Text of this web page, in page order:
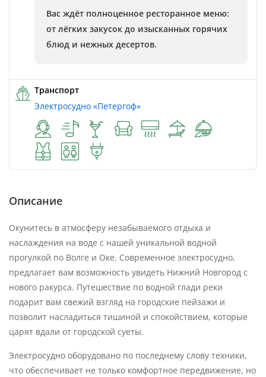
Вас ждёт полноценное ресторанное меню:
от лёгких закусок до изысканных горячих
блюд и нежных десертов.
Транспорт
Электросудно «Петергоф»
Описание
Окунитесь в атмосферу незабываемого отдыха и
наслаждения на воде с нашей уникальной водной
прогулкой по Волге и Оке. Современное электросудно,
предлагает вам возможность увидеть Нижний Новгород с
нового ракурса. Путешествие по водной глади реки
подарит вам свежий взгляд на городские пейзажи и
позволит насладиться тишиной и спокойствием, которые
царят вдали от городской суеты.
Электросудно оборудовано по последнему слову техники,
что обеспечивает не только комфортное передвижение, но